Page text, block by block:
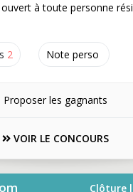
2 Note perso
à toute personne
Proposer les gagnants
VOIR LE CONCOURS
Clôture